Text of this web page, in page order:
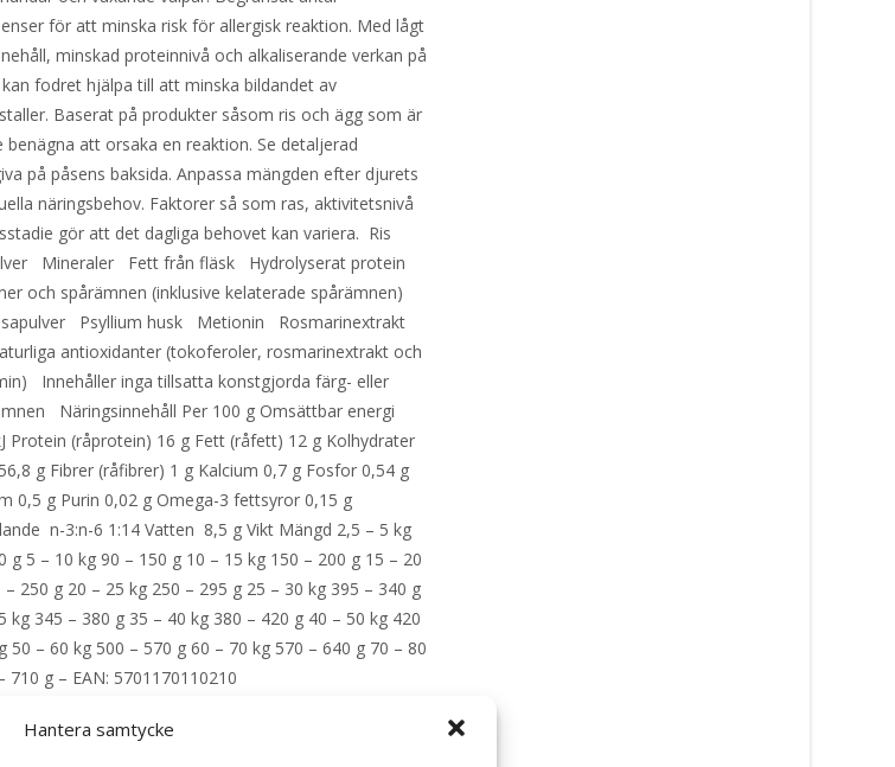
Hantera samtycke
för att minska risk för allergisk reaktion. Med lågt
minskad proteinnivå och alkaliserande verkan på
fodret hjälpa till att minska bildandet av
Baserat på produkter såsom ris och ägg som är
benägna att orsaka en reaktion. Se detaljerad
på påsens baksida. Anpassa mängden efter djurets
näringsbehov. Faktorer så som ras, aktivitetsnivå
gör att det dagliga behovet kan variera. Ris
Mineraler Fett från fläsk Hydrolyserat protein
och spårämnen (inklusive kelaterade spårämnen)
Psyllium husk Metionin Rosmarinextrakt
antioxidanter (tokoferoler, rosmarinextrakt och
Innehåller inga tillsatta konstgjorda färg- eller
Näringsinnehåll Per 100 g Omsättbar energi
Protein (råprotein) 16 g Fett (råfett) 12 g Kolhydrater
g Fibrer (råfibrer) 1 g Kalcium 0,7 g Fosfor 0,54 g
0,5 g Purin 0,02 g Omega-3 fettsyror 0,15 g
n-3:n-6 1:14 Vatten 8,5 g Vikt Mängd 2,5 – 5 kg
g 5 – 10 kg 90 – 150 g 10 – 15 kg 150 – 200 g 15 – 20
– 250 g 20 – 25 kg 250 – 295 g 25 – 30 kg 395 – 340 g
kg 345 – 380 g 35 – 40 kg 380 – 420 g 40 – 50 kg 420
50 – 60 kg 500 – 570 g 60 – 70 kg 570 – 640 g 70 – 80
710 g – EAN: 5701170110210